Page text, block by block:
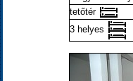
tetőtér
3 helyes